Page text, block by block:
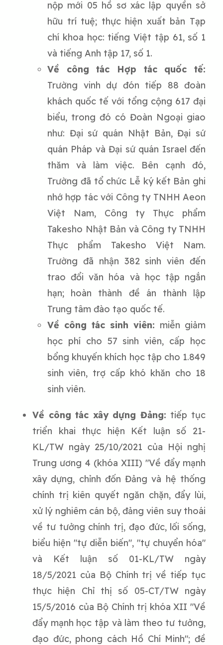
nộp mới 05 hồ sơ xác lập quyền sở
hữu trí tuệ; thực hiện xuất bản Tạp
chí khoa học: tiếng Việt tập 61, số 1
và tiếng Anh tập 17, số 1.
Về công tác Hợp tác quốc tế:
Trường vinh dự đón tiếp 88 đoàn
khách quốc tế với tổng cộng 617 đại
biểu, trong đó có Đoàn Ngoại giao
như: Đại sứ quán Nhật Bản, Đại sứ
quán Pháp và Đại sứ quán Israel đến
thăm và làm việc. Bên cạnh đó,
Trường đã tổ chức Lễ ký kết Bản ghi
nhớ hợp tác với Công ty TNHH Aeon
Việt Nam, Công ty Thực phẩm
Takesho Nhật Bản và Công ty TNHH
Thực phẩm Takesho Việt Nam.
Trường đã nhận 382 sinh viên đến
trao đổi văn hóa và học tập ngắn
hạn; hoàn thành đề án thành lập
Trung tâm đào tạo quốc tế.
Về công tác sinh viên: miễn giảm
học phí cho 57 sinh viên, cấp học
bổng khuyến khích học tập cho 1.849
sinh viên, trợ cấp khó khăn cho 18
sinh viên.
Về công tác xây dựng Đảng: tiếp tục
triển khai thực hiện Kết luận số 21-
KL/TW ngày 25/10/2021 của Hội nghị
Trung ương 4 (khóa XIII) "Về đẩy mạnh
xây dựng, chỉnh đốn Đảng và hệ thống
chính trị kiên quyết ngăn chặn, đẩy lùi,
xử lý nghiêm cán bộ, đảng viên suy thoái
về tư tưởng chính trị, đạo đức, lối sống,
biểu hiện "tự diễn biến", "tự chuyển hóa"
và Kết luận số 01-KL/TW ngày
18/5/2021 của Bộ Chính trị về tiếp tục
thực hiện Chỉ thị số 05-CT/TW ngày
15/5/2016 của Bộ Chính trị khóa XII "Về
đẩy mạnh học tập và làm theo tư tưởng,
đạo đức, phong cách Hồ Chí Minh"; đề